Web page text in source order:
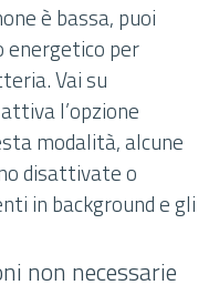
è bassa, puoi
per
Vai su
l’opzione
modalità, alcune
disattivate o
in background e gli
non necessarie